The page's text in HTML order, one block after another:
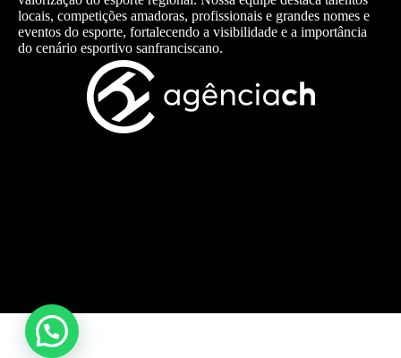
locais, competições amadoras, profissionais e grandes nomes e
eventos do esporte, fortalecendo a visibilidade e a importância
do cenário esportivo sanfranciscano.